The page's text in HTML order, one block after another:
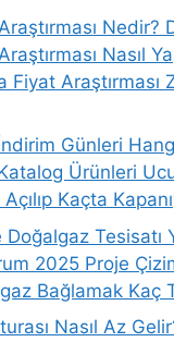
Nedir?
Nasıl
Fiyat Araştırması
Günleri
Ürünleri
Kaçta
Doğalgaz Tesisatı
2025 Proje
Bağlamak Kaç
Nasıl Az